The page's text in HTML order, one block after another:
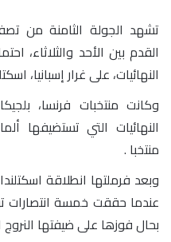
القدم بين الأحد والثلاثاء،
النهائيات، على غرار إسبانيا،
وكانت منتخبات فرنسا،
منتخبا .
وبعد فرملتها انطلاقة
عندما حققت خمسة انتصارات
بحال فوزها على ضيفتها النروج